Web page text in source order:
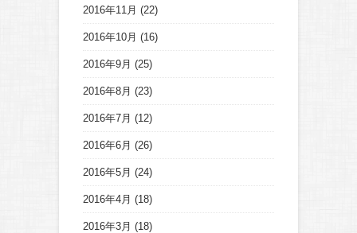
2016年11月 (22)
2016年10月 (16)
2016年9月 (25)
2016年8月 (23)
2016年7月 (12)
2016年6月 (26)
2016年5月 (24)
2016年4月 (18)
2016年3月 (18)